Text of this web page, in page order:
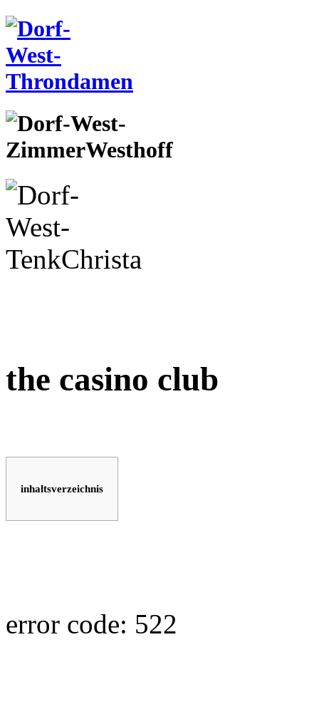
the casino club
inhaltsverzeichnis
error code: 522